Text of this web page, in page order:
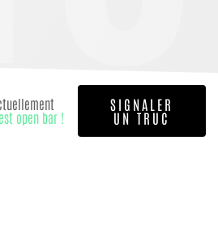
open bar !
SIGNALER
UN TRUC